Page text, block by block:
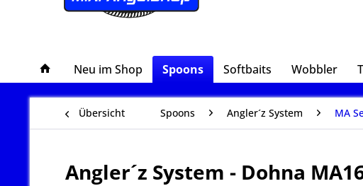
Neu im Shop Spoons Softbaits Wobbler
Übersicht Spoons Angler´z System MA
Angler´z System - Dohna